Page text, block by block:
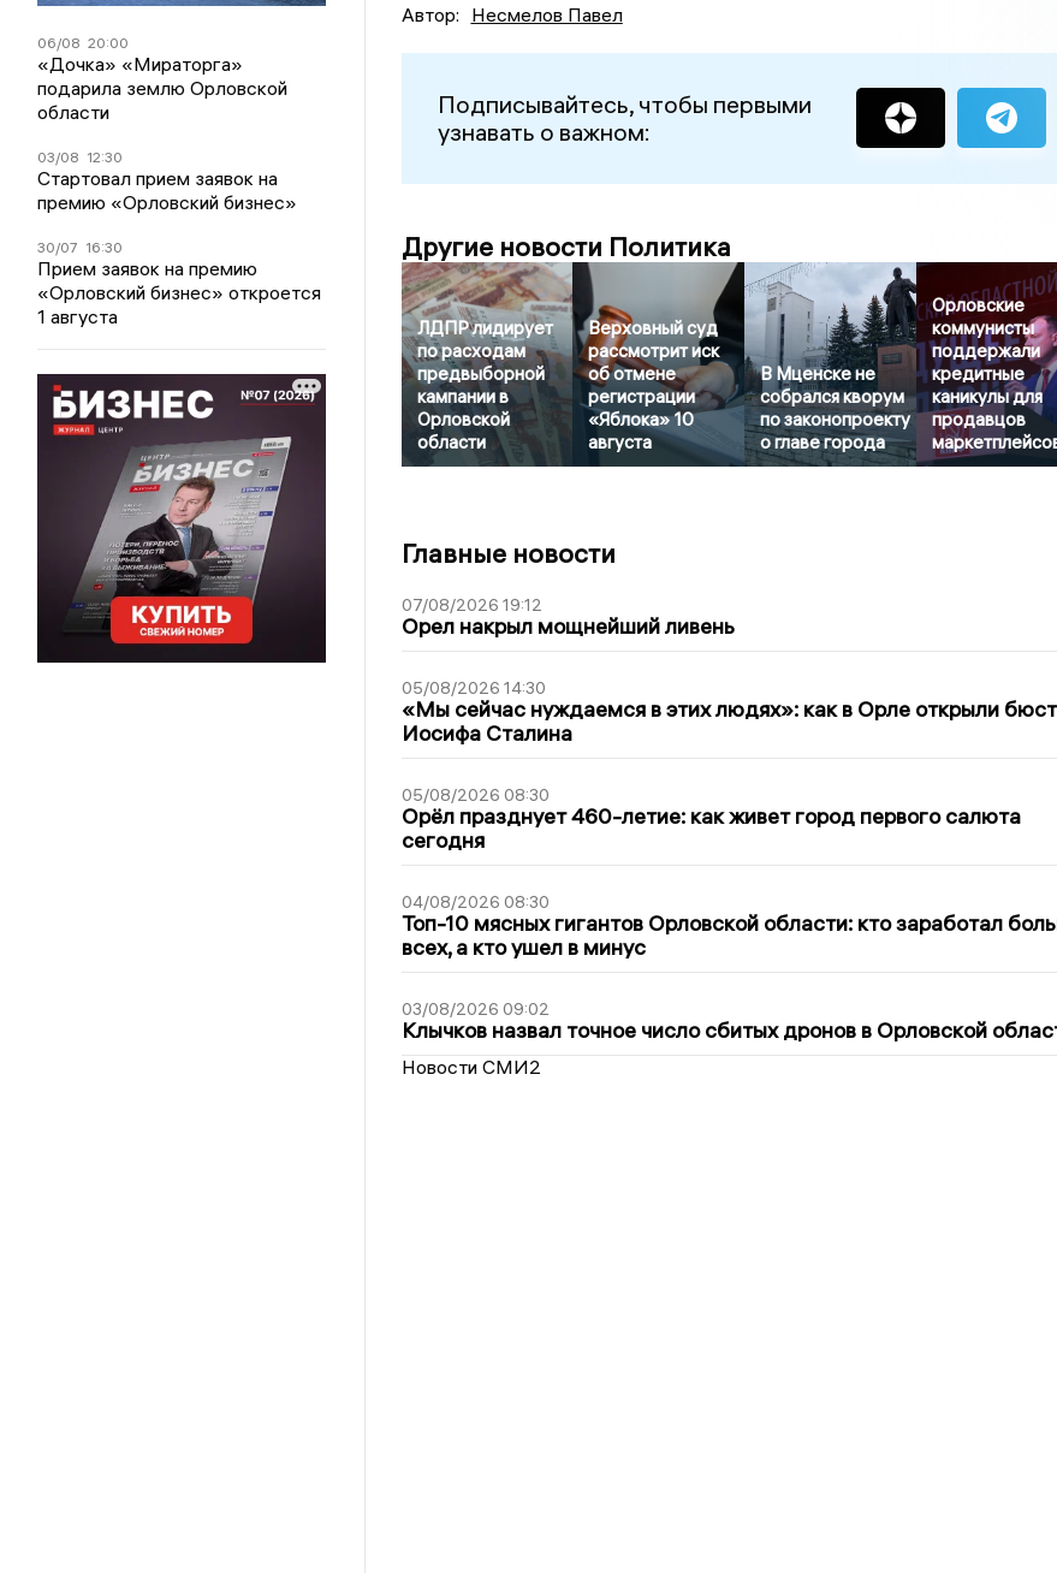
06/08 20:00
«Дочка» «Мираторга»
подарила землю Орловской
области
03/08 12:30
Стартовал прием заявок на
премию «Орловский бизнес»
30/07 16:30
Прием заявок на премию
«Орловский бизнес» откроется
1 августа
Автор: Несмелов Павел
Подписывайтесь, чтобы первыми
узнавать о важном:
Другие новости Политика
ЛДПР лидирует
по расходам
предвыборной
кампании в
Орловской
области
Верховный суд
рассмотрит иск
об отмене
регистрации
«Яблока» 10
августа
В Мценске не
собрался кворум
по законопроекту
о главе города
Орловские
коммунисты
поддержали
кредитные
каникулы для
продавцов
Главные новости
07/08/2026 19:12
Орел накрыл мощнейший ливень
05/08/2026 14:30
«Мы сейчас нуждаемся в этих людях»: как в Орле открыли бюст
Иосифа Сталина
05/08/2026 08:30
Орёл празднует 460-летие: как живет город первого салюта
сегодня
04/08/2026 08:30
Топ-10 мясных гигантов Орловской области: кто заработал
всех, а кто ушел в минус
03/08/2026 09:02
Клычков назвал точное число сбитых дронов в Орловской
Новости СМИ2